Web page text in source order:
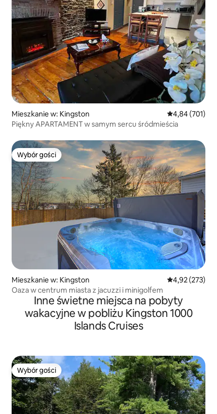
Mieszkanie w: Kingston Średnia
4,84 (701)
Piękny APARTAMENT w samym sercu śródmieścia
Wybór gości
Wybór gości
Mieszkanie w: Kingston Średnia
4,92 (273)
Oaza w centrum miasta z jacuzzi i minigolfem
Inne świetne miejsca na pobyty
wakacyjne w pobliżu Kingston 1000
Islands Cruises
Wybór gości
Wybór gości